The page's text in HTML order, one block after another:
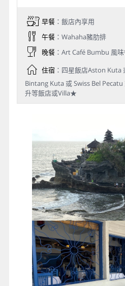
早餐：飯店內享用
午餐：Wahaha豬肋排
晚餐：Art Café Bumbu 風
住宿：四星飯店Aston Kuta
Bintang Kuta 或 Swiss Bel
升等飯店或Villa★